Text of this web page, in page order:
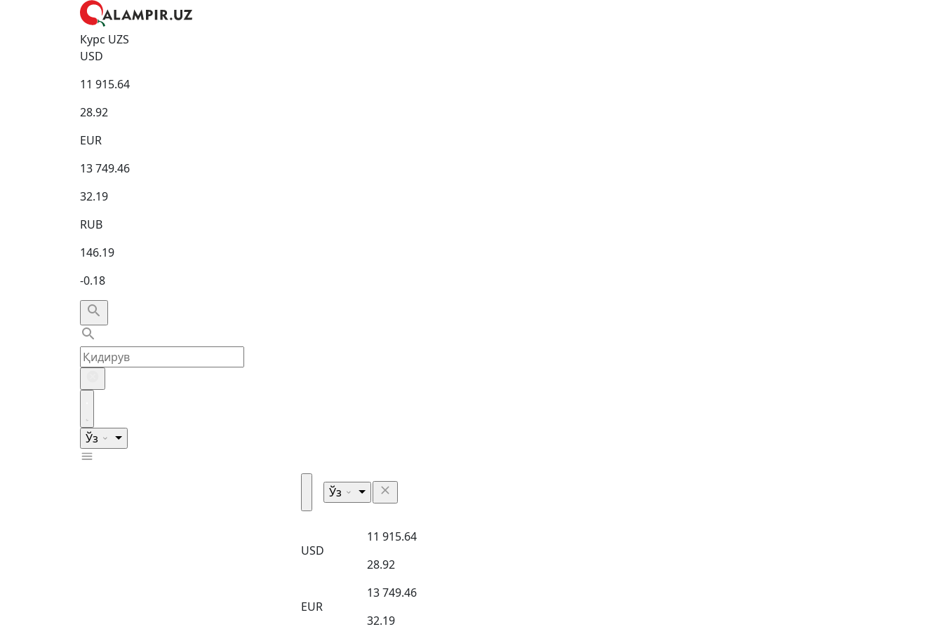
Курс UZS
USD
11 915.64
28.92
EUR
13 749.46
32.19
RUB
146.19
-0.18
Ўз
Ўз
USD
11 915.64
28.92
EUR
13 749.46
32.19